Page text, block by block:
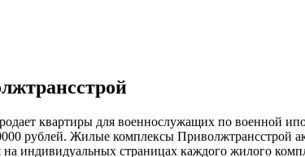
квартиры для военнослужащих по военной
рублей. Жилые комплексы Приволжтрансстрой
индивидуальных страницах каждого жилого